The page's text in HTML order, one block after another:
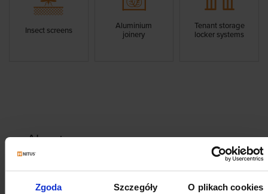
Zgoda Szczegóły O plikach cookies
Insect screens
Aluminium
joinery
Tenant storage
locker systems
About
The history of our company dates back to the mid-90s.